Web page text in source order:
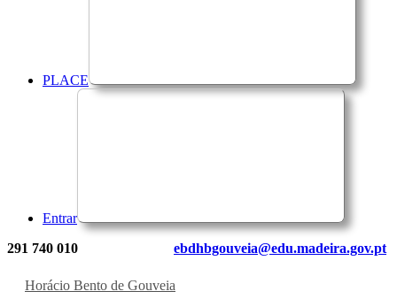
PLACE
Entrar
291 740 010 ebdhbgouveia@edu.madeira.gov.pt
Horácio Bento de Gouveia